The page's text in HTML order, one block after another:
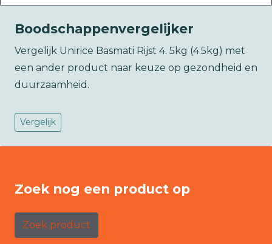
Boodschappenvergelijker
Vergelijk Unirice Basmati Rijst 4. 5kg (4.5kg) met
een ander product naar keuze op gezondheid en
duurzaamheid.
Vergelijk
Zoek nog een product op
Zoek product